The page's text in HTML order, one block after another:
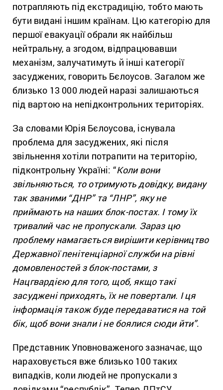
потрапляють під екстрадицію, тобто мають
бути видані іншим країнам. Цю категорію для
першої евакуації обрали як найбільш
нейтральну, а згодом, відпрацювавши
механізм, залучатимуть й інші категорії
засуджених, говорить Бєлоусов. Загалом же
близько 13 000 людей наразі залишаються
під вартою на непідконтрольних територіях.
За словами Юрія Бєлоусова, існувала
проблема для засуджених, які після
звільнення хотіли потрапити на територію,
підконтрольну Україні: “Коли вони
звільняються, то отримують довідку, видану
так званими “ДНР” та “ЛНР”, яку не
приймають на наших блок-постах. І тому їх
тривалий час не пропускали. Зараз цю
проблему намагається вирішити керівництво
Державної пенітенціарної служби на рівні
домовленостей з блок-постами, з
Нацгвардією для того, щоб, якщо такі
засуджені приходять, їх не повертали. І ця
інформація також буде передаватися на той
бік, щоб вони знали і не боялися сюди йти”.
Представник Уповноваженого зазначає, що
нараховується вже близько 100 таких
випадків, коли людей не пропускали з